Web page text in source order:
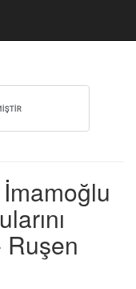
Ruşen